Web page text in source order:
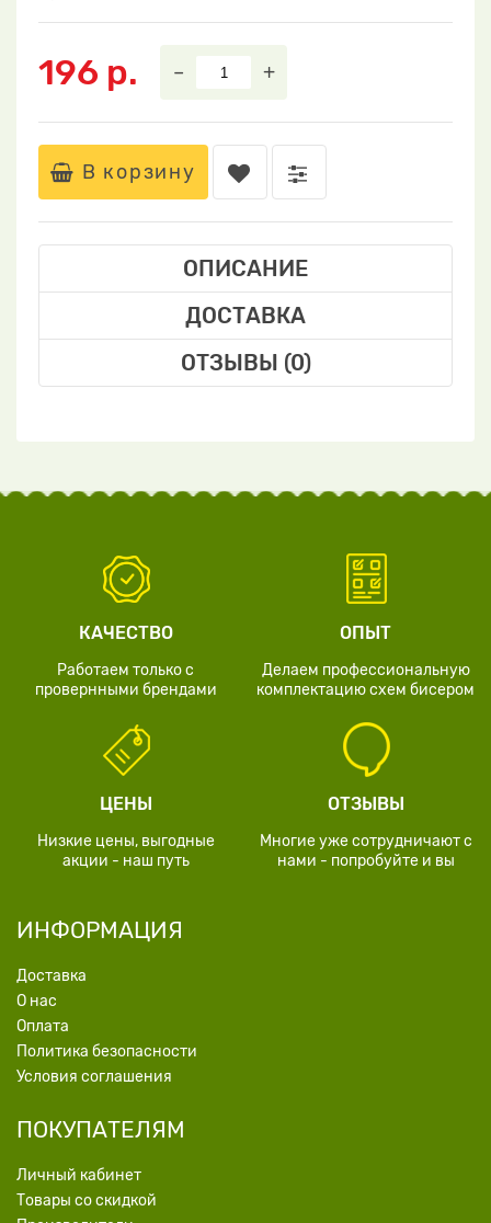
196 р. – +
В корзину
ОПИСАНИЕ
ДОСТАВКА
ОТЗЫВЫ (0)
КАЧЕСТВО
Работаем только с
провернными брендами
ОПЫТ
Делаем профессиональную
комплектацию схем бисером
ЦЕНЫ
Низкие цены, выгодные
акции - наш путь
ОТЗЫВЫ
Многие уже сотрудничают с
нами - попробуйте и вы
ИНФОРМАЦИЯ
Доставка
О нас
Оплата
Политика безопасности
Условия соглашения
ПОКУПАТЕЛЯМ
Личный кабинет
Товары со скидкой